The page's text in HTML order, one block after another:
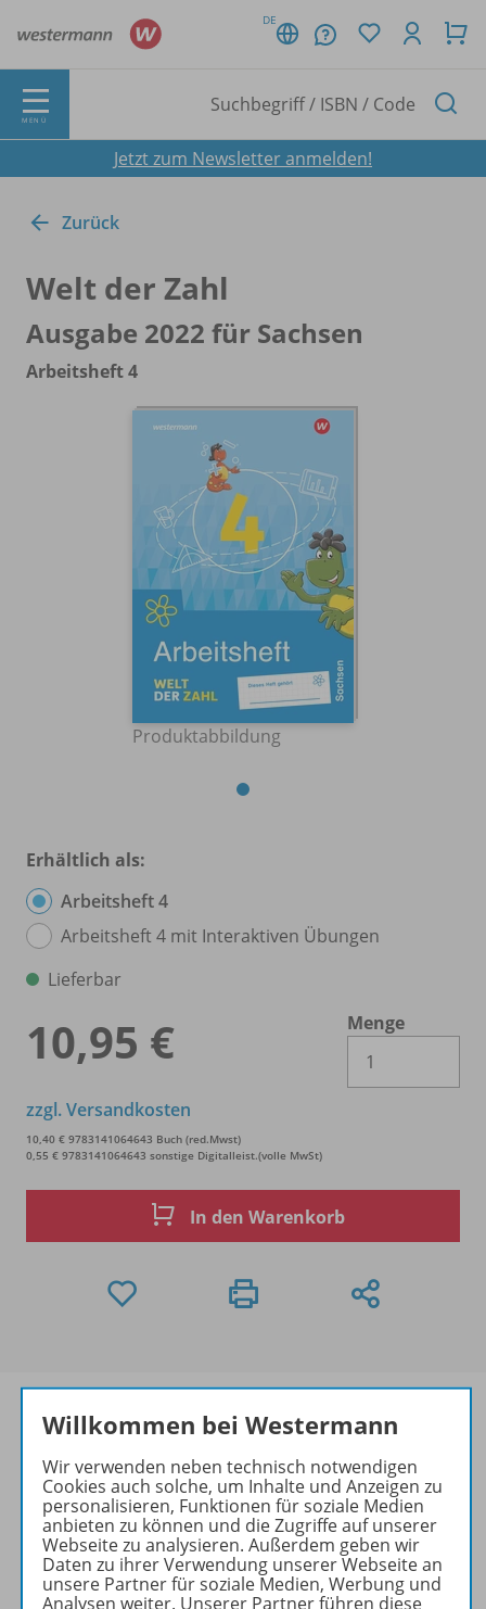
DE
MENÜ
Jetzt zum Newsletter anmelden!
Zurück
Welt der Zahl
Ausgabe 2022 für Sachsen
Arbeitsheft 4
Produktabbildung
Erhältlich als:
Arbeitsheft 4
Arbeitsheft 4 mit Interaktiven Übungen
Lieferbar
10,95 €
Menge
zzgl. Versandkosten
10,40 € 9783141064643 Buch (red.Mwst)
0,55 € 9783141064643 sonstige Digitalleist.(volle MwSt)
In den Warenkorb
Produktinformationen
Beschreibung
Willkommen bei Westermann
Wir verwenden neben technisch notwendigen
Cookies auch solche, um Inhalte und Anzeigen zu
personalisieren, Funktionen für soziale Medien
anbieten zu können und die Zugriffe auf unserer
Webseite zu analysieren. Außerdem geben wir
Daten zu ihrer Verwendung unserer Webseite an
unsere Partner für soziale Medien, Werbung und
Analysen weiter. Unserer Partner führen diese